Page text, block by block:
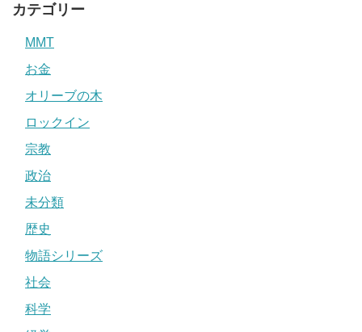
カテゴリー
MMT
お金
オリーブの木
ロックイン
宗教
政治
未分類
歴史
物語シリーズ
社会
科学